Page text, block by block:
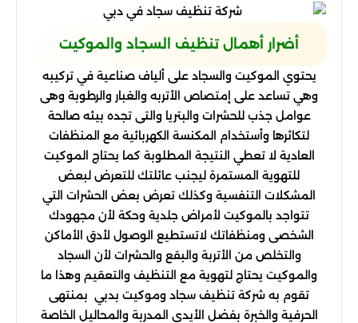
أضرار أهمال تنظيف السجاد والموكيت
يحتوي الموكيت والسجاد على ألياف صناعية في تركيبه
وهي تساعد على إمتصاص الأتربه والغبار والرطوبة وهى
عوامل جذب للحشرات والبتريا والتى تجده بيئه صالحة
لتكاثرها وأستخدام المكنسة الكهربائية مع المنظفات
العادية لا تعطي النتيجة المطلوبة كما يحتاج الموكيت
للتهوية المستمرة ليجنب عائلتك للتعرض لبعض
المشكلات التنفسية وكذلك تعرض بعض الحشرات التي
تتواجد بالموكيت لأمراض جلدية وحكة لأن مجهودك
الشخصى ومنظفاتك لاتستطيع الوصول لأدق الأماكن
والتخلص من الأتربة والبقع والحشرات لأن السجاد
والموكيت يحتاج لتهوية مع التنظيف والتعقيم وهذا ما
تقوم به شركة تنظيف سجاد وموكيت بدبي بمنتهى
الحرفية والخبرة بفضل الأيدي المدربة والمحاليل الخاصة